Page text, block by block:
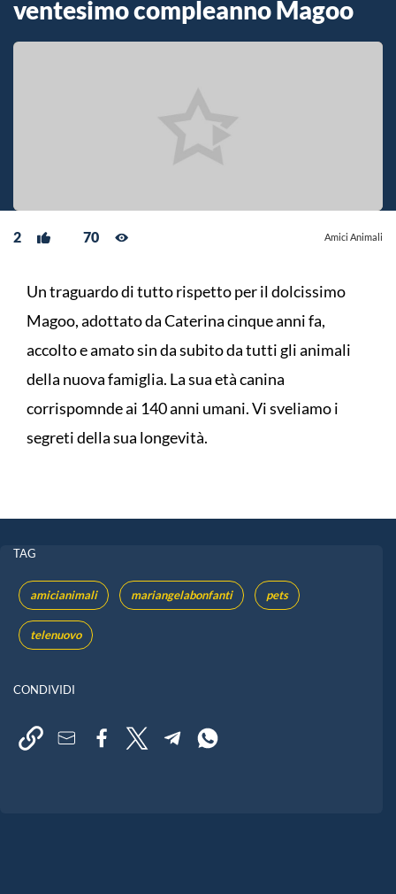
ventesimo compleanno Magoo
2 70 Amici Animali
Un traguardo di tutto rispetto per il dolcissimo
Magoo, adottato da Caterina cinque anni fa,
accolto e amato sin da subito da tutti gli animali
della nuova famiglia. La sua età canina
corrispomnde ai 140 anni umani. Vi sveliamo i
segreti della sua longevità.
TAG
amicianimali mariangelabonfanti pets
telenuovo
CONDIVIDI